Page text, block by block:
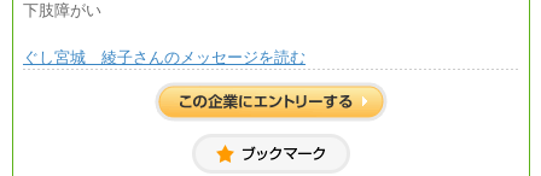
下肢障がい
ぐし宮城 綾子さんのメッセージを読む